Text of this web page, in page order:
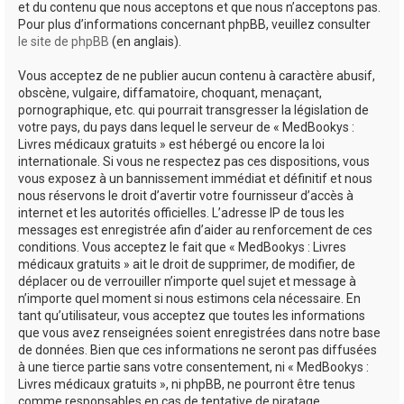
et du contenu que nous acceptons et que nous n’acceptons pas.
Pour plus d’informations concernant phpBB, veuillez consulter
le site de phpBB (en anglais).
Vous acceptez de ne publier aucun contenu à caractère abusif,
obscène, vulgaire, diffamatoire, choquant, menaçant,
pornographique, etc. qui pourrait transgresser la législation de
votre pays, du pays dans lequel le serveur de « MedBookys :
Livres médicaux gratuits » est hébergé ou encore la loi
internationale. Si vous ne respectez pas ces dispositions, vous
vous exposez à un bannissement immédiat et définitif et nous
nous réservons le droit d’avertir votre fournisseur d’accès à
internet et les autorités officielles. L’adresse IP de tous les
messages est enregistrée afin d’aider au renforcement de ces
conditions. Vous acceptez le fait que « MedBookys : Livres
médicaux gratuits » ait le droit de supprimer, de modifier, de
déplacer ou de verrouiller n’importe quel sujet et message à
n’importe quel moment si nous estimons cela nécessaire. En
tant qu’utilisateur, vous acceptez que toutes les informations
que vous avez renseignées soient enregistrées dans notre base
de données. Bien que ces informations ne seront pas diffusées
à une tierce partie sans votre consentement, ni « MedBookys :
Livres médicaux gratuits », ni phpBB, ne pourront être tenus
comme responsables en cas de tentative de piratage